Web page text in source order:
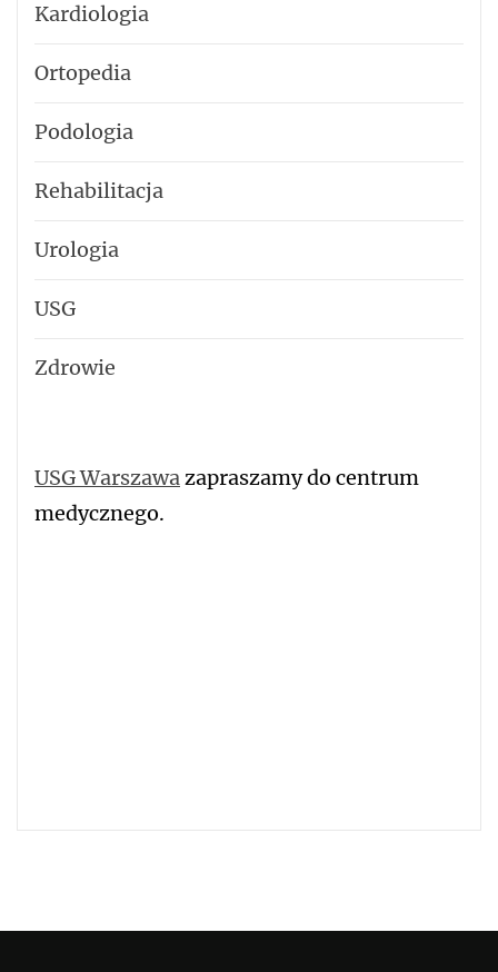
Kardiologia
Ortopedia
Podologia
Rehabilitacja
Urologia
USG
Zdrowie
USG Warszawazapraszamy do centrum
medycznego.